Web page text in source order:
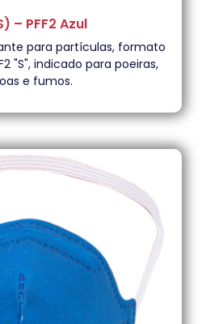
– PFF2 Azul
para partículas, formato
"S", indicado para poeiras,
e fumos.